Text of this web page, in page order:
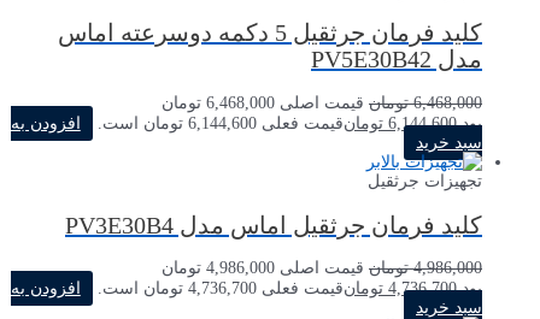
کلید فرمان جرثقیل 5 دکمه دوسرعته اماس
مدل PV5E30B42
6,468,000 تومان
قیمت اصلی 6,468,000 تومان
بود.6,144,600 تومانقیمت فعلی 6,144,600 تومان است.
افزودن به
سبد خرید
تجهیزات جرثقیل
کلید فرمان جرثقیل اماس مدل PV3E30B4
4,986,000 تومان
قیمت اصلی 4,986,000 تومان
بود.4,736,700 تومانقیمت فعلی 4,736,700 تومان است.
افزودن به
سبد خرید